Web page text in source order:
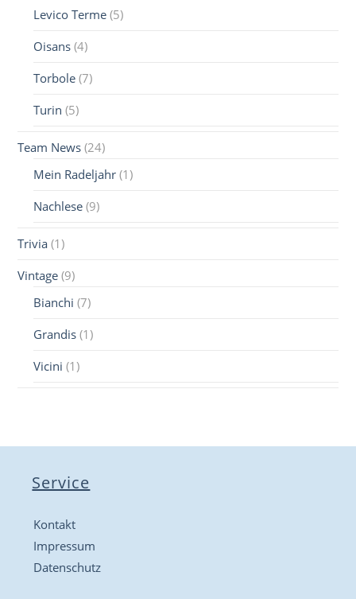
Levico Terme (5)
Oisans (4)
Torbole (7)
Turin (5)
Team News (24)
Mein Radeljahr (1)
Nachlese (9)
Trivia (1)
Vintage (9)
Bianchi (7)
Grandis (1)
Vicini (1)
Service
Kontakt
Impressum
Datenschutz